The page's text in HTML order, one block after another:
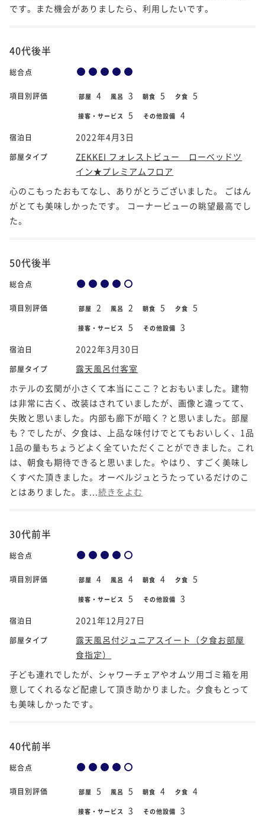
です。また機会がありましたら、利用したいです。
40代後半
総合点
項目別評価 部屋 4 風呂 3 朝食 5 夕食 5
接客・サービス 5 その他設備 4
宿泊日 2022年4月3日
部屋タイプ
ZEKKEI フォレストビュー ローベッドツ
イン★プレミアムフロア
心のこもったおもてなし、ありがとうございました。 ごはん
がとても美味しかったです。 コーナービューの眺望最高でし
た。
50代後半
総合点
項目別評価 部屋 2 風呂 2 朝食 5 夕食 5
接客・サービス 5 その他設備 3
宿泊日 2022年3月30日
部屋タイプ
露天風呂付客室
ホテルの玄関が小さくて本当にここ？とおもいました。建物
は非常に古く、改装はされていましたが、画像と違ってて、
失敗と思いました。内部も廊下が暗く？と思いました。部屋
も？でしたが、夕食は、上品な味付けでとてもおいしく、1品
1品の量もちょうどよく全ていただくことができました。これ
は、朝食も期待できると思いました。やはり、すごく美味し
くすべた頂きました。オーベルジュとうたっているだけのこ
とはありました。ま... 続きをよむ
30代前半
総合点
項目別評価 部屋 4 風呂 4 朝食 4 夕食 5
接客・サービス 5 その他設備 3
宿泊日 2021年12月27日
部屋タイプ
露天風呂付ジュニアスイート（夕食お部屋
食指定）
子ども連れでしたが、シャワーチェアやオムツ用ゴミ箱を用
意してくれるなど配慮して頂き助かりました。夕食もとって
も美味しかったです。
40代前半
総合点
項目別評価 部屋 5 風呂 5 朝食 4 夕食 4
接客・サービス 3 その他設備 3